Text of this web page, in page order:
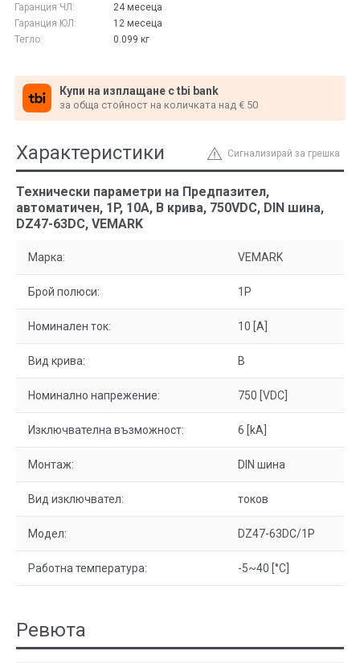
Гаранция ЧЛ:
24 месеца
Гаранция ЮЛ:
12 месеца
Тегло:
0.099 кг
Купи на изплащане с tbi bank
за обща стойност на количката над € 50
Сигнализирай за грешка
Характеристики
Технически параметри на Предпазител,
автоматичен, 1P, 10A, B крива, 750VDC, DIN шина,
DZ47-63DC, VEMARK
Марка: VEMARK
Брой полюси: 1P
Номинален ток: 10 [A]
Вид крива: B
Номинално напрежение: 750 [VDC]
Изключвателна възможност: 6 [kA]
Монтаж: DIN шина
Вид изключвател: токов
Модел: DZ47-63DC/1P
Работна температура: -5~40 [°C]
Ревюта